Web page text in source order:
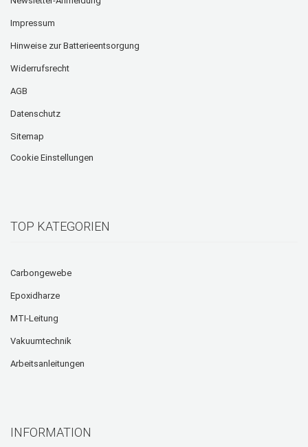
Impressum
Hinweise zur Batterieentsorgung
Widerrufsrecht
AGB
Datenschutz
Sitemap
Cookie Einstellungen
TOP KATEGORIEN
Carbongewebe
Epoxidharze
MTI-Leitung
Vakuumtechnik
Arbeitsanleitungen
INFORMATION